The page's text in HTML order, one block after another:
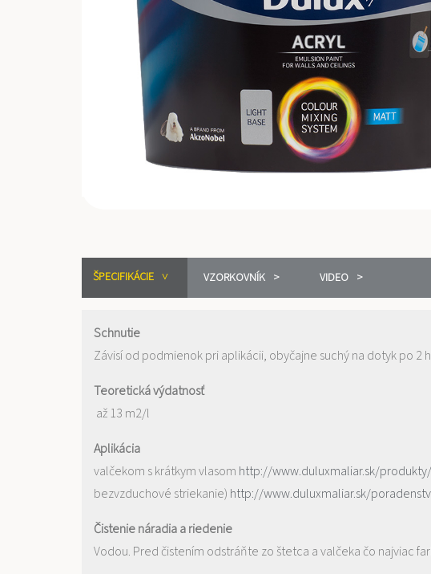
ŠPECIFIKÁCIE VZORKOVNÍK VIDEO
Schnutie
Závisí od podmienok pri aplikácii, obyčajne suchý na dotyk po
Teoretická výdatnosť
až 13 m2/l
Aplikácia
valčekom s krátkym vlasom http://www.duluxmaliar.sk/
bezvzduchové striekanie) http://www.duluxmaliar.sk/
Čistenie náradia a riedenie
Vodou. Pred čistením odstráňte zo štetca a valčeka čo najviac